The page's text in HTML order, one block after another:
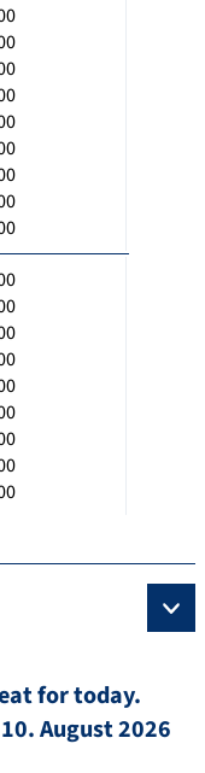
for today.
August 2026